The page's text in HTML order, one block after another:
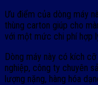
Ưu điểm của dòng máy
thùng carton giúp cho
với một mức chi phí hợp
Dòng máy này có kích
nghiệp, công ty chuyên
lượng nặng, hàng hóa